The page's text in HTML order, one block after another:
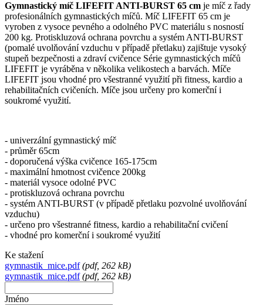
Gymnastický míč LIFEFIT ANTI-BURST 65 cm je míč z řady
profesionálních gymnastických míčů. Míč LIFEFIT 65 cm je
vyroben z vysoce pevného a odolného PVC materiálu s nosností
200 kg. Protiskluzová ochrana povrchu a systém ANTI-BURST
(pomalé uvolňování vzduchu v případě přetlaku) zajištuje vysoký
stupeň bezpečnosti a zdraví cvičence Série gymnastických míčů
LIFEFIT je vyráběna v několika velikostech a barvách. Míče
LIFEFIT jsou vhodné pro všestranné využití při fitness, kardio a
rehabilitačních cvičeních. Míče jsou určeny pro komerční i
soukromé využití.
- univerzální gymnastický míč
- průměr 65cm
- doporučená výška cvičence 165-175cm
- maximální hmotnost cvičence 200kg
- materiál vysoce odolné PVC
- protiskluzová ochrana povrchu
- systém ANTI-BURST (v případě přetlaku pozvolné uvolňování
vzduchu)
- určeno pro všestranné fitness, kardio a rehabilitační cvičení
- vhodné pro komerční i soukromé využití
Ke stažení
gymnastik_mice.pdf (pdf, 262 kB)
gymnastik_mice.pdf (pdf, 262 kB)
Jméno